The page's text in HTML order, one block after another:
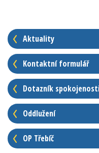
Aktuality
Kontaktní formulář
Dotazník
Oddlužení
OP Třebíč